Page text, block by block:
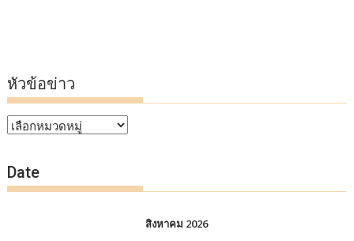
หัวข้อข่าว
หัวข้อ
Date
สิงหาคม 2026